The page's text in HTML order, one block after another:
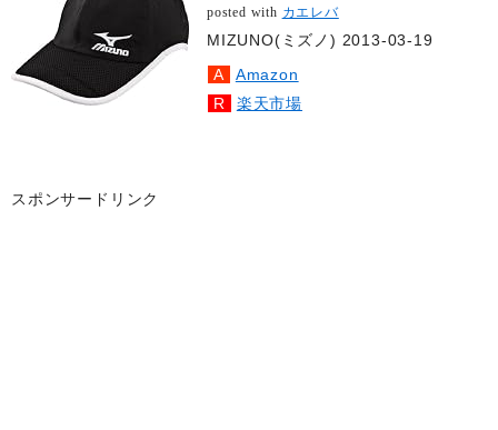
posted with カエレバ
MIZUNO(ミズノ) 2013-03-19
Amazon
楽天市場
スポンサードリンク